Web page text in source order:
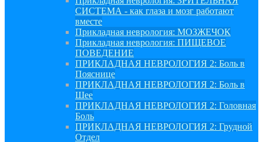
СИСТЕМА - как глаза и мозг работают
вместе
Прикладная неврология: МОЗЖЕЧОК
Прикладная неврология: ПИЩЕВОЕ
ПОВЕДЕНИЕ
ПРИКЛАДНАЯ НЕВРОЛОГИЯ 2: Боль в
Пояснице
ПРИКЛАДНАЯ НЕВРОЛОГИЯ 2: Боль в
Шее
ПРИКЛАДНАЯ НЕВРОЛОГИЯ 2: Головная
Боль
ПРИКЛАДНАЯ НЕВРОЛОГИЯ 2: Грудной
Отдел